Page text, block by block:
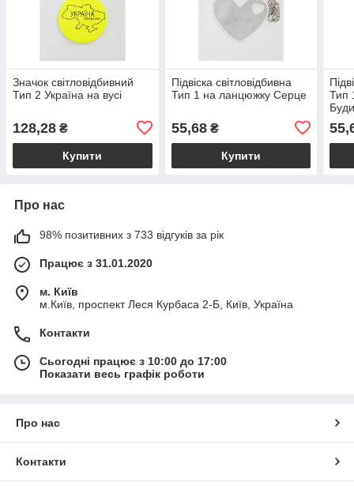
Значок світловідбивний
Тип 2 Україна на вусі
128,28 ₴
Купити
Підвіска світловідбивна
Тип 1 на ланцюжку Серце
55,68₴
Купити
Тип
Про нас
98% позитивних з 733 відгуків за рік
Працює з 31.01.2020
м. Київ
м.Київ, проспект Леся Курбаса 2-Б, Київ, Україна
Контакти
Сьогодні працює з 10:00 до 17:00
Показати весь графік роботи
Про нас
Контакти